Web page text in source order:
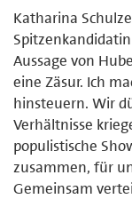
Katharina
Aussage von
eine Zäsur. Ich
hinsteuern. Wir
Verhältnisse
populistische
zusammen, für
Gemeinsam